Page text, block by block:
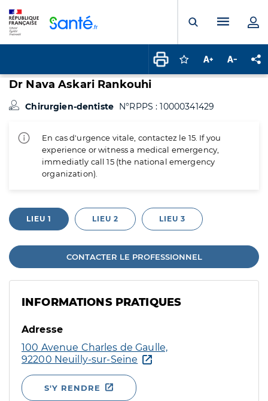
Ouvrir laMenu
Connectez-vous
Augmenter la
Dr Nava Askari Rankouhi
Chirurgien-dentiste N°RPPS : 10000341429
En cas d'urgence vitale, contactez le 15. If you
experience or witness a medical emergency,
immediatly call 15 (the national emergency
organization).
LIEU 1 LIEU 2 LIEU 3
CONTACTER LE PROFESSIONNEL
INFORMATIONS PRATIQUES
Adresse
100 Avenue Charles de Gaulle,
92200 Neuilly-sur-Seine
S'Y RENDRE